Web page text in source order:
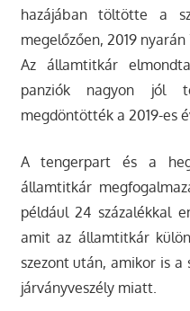
hazájában töltötte a
megelőzően, 2019
Az államtitkár
panziók nagyon jól
megdöntötték a 2019-es
A tengerpart és a
államtitkár
például 24 százalékkal
amit az államtitkár
szezont után, amikor is
járványveszély miatt.